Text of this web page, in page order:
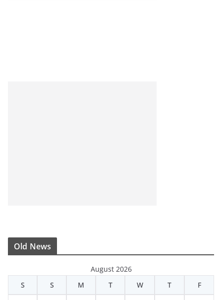
Old News
August 2026
S
S M T W T F